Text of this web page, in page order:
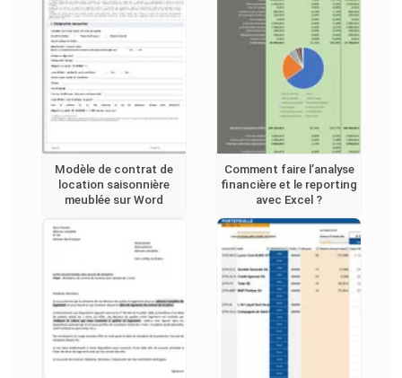
Modèle de contrat de
location saisonnière
meublée sur Word
Comment faire l’analyse
financière et le reporting
avec Excel ?